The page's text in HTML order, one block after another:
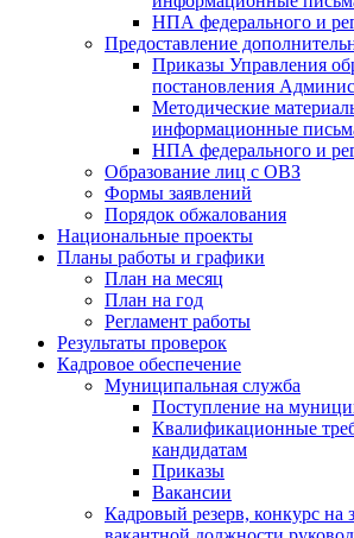
НПА федерального и
Предоставление
Приказы Управления
постановления
Методические
информационные
НПА федерального и
Образование лиц с ОВЗ
Формы заявлений
Порядок обжалования
Национальные проекты
Планы работы и графики
План на месяц
План на год
Регламент работы
Результаты проверок
Кадровое обеспечение
Муниципальная служба
Поступление на
Квалификационные
кандидатам
Приказы
Вакансии
Кадровый резерв, конкурс на